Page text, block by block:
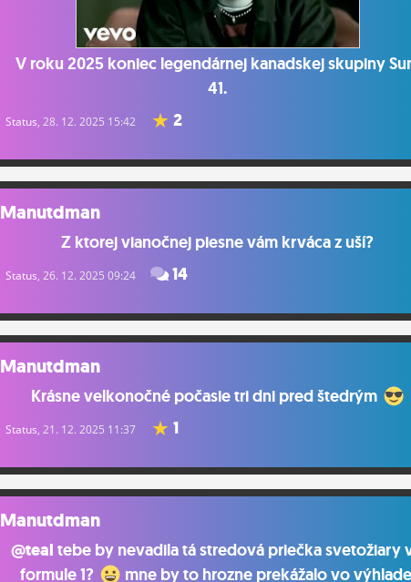
V roku 2025 koniec legendárnej kanadskej skupiny
41.
Status, 28. 12. 2025 15:42 2
Manutdman
Z ktorej vianočnej piesne vám krváca z uší?
Status, 26. 12. 2025 09:24 14
Manutdman
Krásne velkonočné počasie tri dni pred štedrým
Status, 21. 12. 2025 11:37 1
Manutdman
@teal tebe by nevadila tá stredová priečka svetožiary
formule 1?
mne by to hrozne prekážalo vo